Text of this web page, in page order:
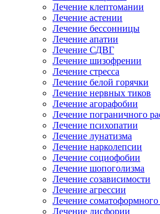
Лечение клептомании
Лечение астении
Лечение бессонницы
Лечение апатии
Лечение СДВГ
Лечение шизофрении
Лечение стресса
Лечение белой горячки
Лечение нервных тиков
Лечение агорафобии
Лечение пограничного
Лечение психопатии
Лечение лунатизма
Лечение нарколепсии
Лечение социофобии
Лечение шопоголизма
Лечение созависимости
Лечение агрессии
Лечение соматоформного
Лечение дисфории